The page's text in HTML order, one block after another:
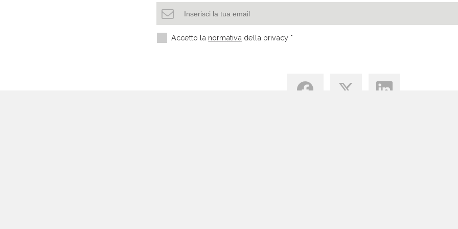
Accetto la normativa della privacy *